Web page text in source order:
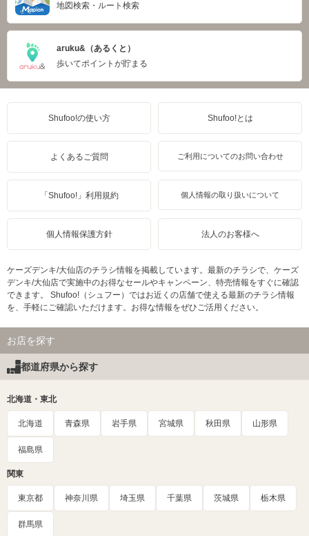
地図検索・ルート検索
aruku&（あるくと）
歩いてポイントが貯まる
Shufoo!の使い方 Shufoo!とは
よくあるご質問 ご利用についてのお問い合わせ
「Shufoo!」利用規約 個人情報の取り扱いについて
個人情報保護方針 法人のお客様へ
ケーズデンキ/大仙店のチラシ情報を掲載しています。最新のチラシで、ケーズ
デンキ/大仙店で実施中のお得なセールやキャンペーン、特売情報をすぐに確認
できます。 Shufoo!（シュフー）ではお近くの店舗で使える最新のチラシ情報
を、手軽にご確認いただけます。お得な情報をぜひご活用ください。
お店を探す
都道府県から探す
北海道・東北
北海道 青森県 岩手県 宮城県 秋田県 山形県
福島県
関東
東京都 神奈川県 埼玉県 千葉県 茨城県 栃木県
群馬県